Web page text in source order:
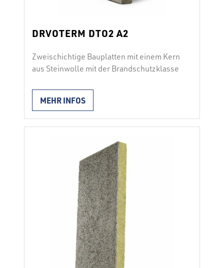
DRVOTERM DTO2 A2
Zweischichtige Bauplatten mit einem Kern
aus Steinwolle mit der Brandschutzklasse
Steinwollsegmenten (die Steinwollfasern
stehen vertikal zur Plattenoberfläche)
und einer Schicht mineralisierter
Holzwolle zusammen; ein zementäres
Bindemittel und Zusatzstoffe verbinden
Holzwolle und Kern zu einer kompakten
Einheit. Die Oberfläche bietet eine hohe
mechanische Beständigkeit und eine
ausgezeichnete Haftung auf Mörtel, …
MEHR INFOS